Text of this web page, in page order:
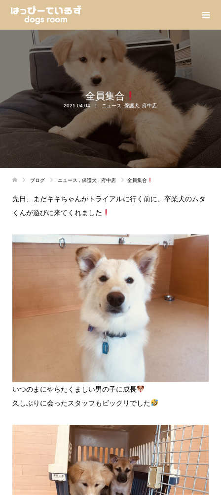
全員集合
2021.04.04 ニュース ,保護犬 府中店
ブログ ニュース 保護犬 府中店 全員集合
先日、まだキキちゃんがトライアルに行く前に、卒業犬のムタ
くんが遊びに来てくれました
いつのまにやらたくましい男の子に成長
久しぶりに会ったスタッフもビックリでした